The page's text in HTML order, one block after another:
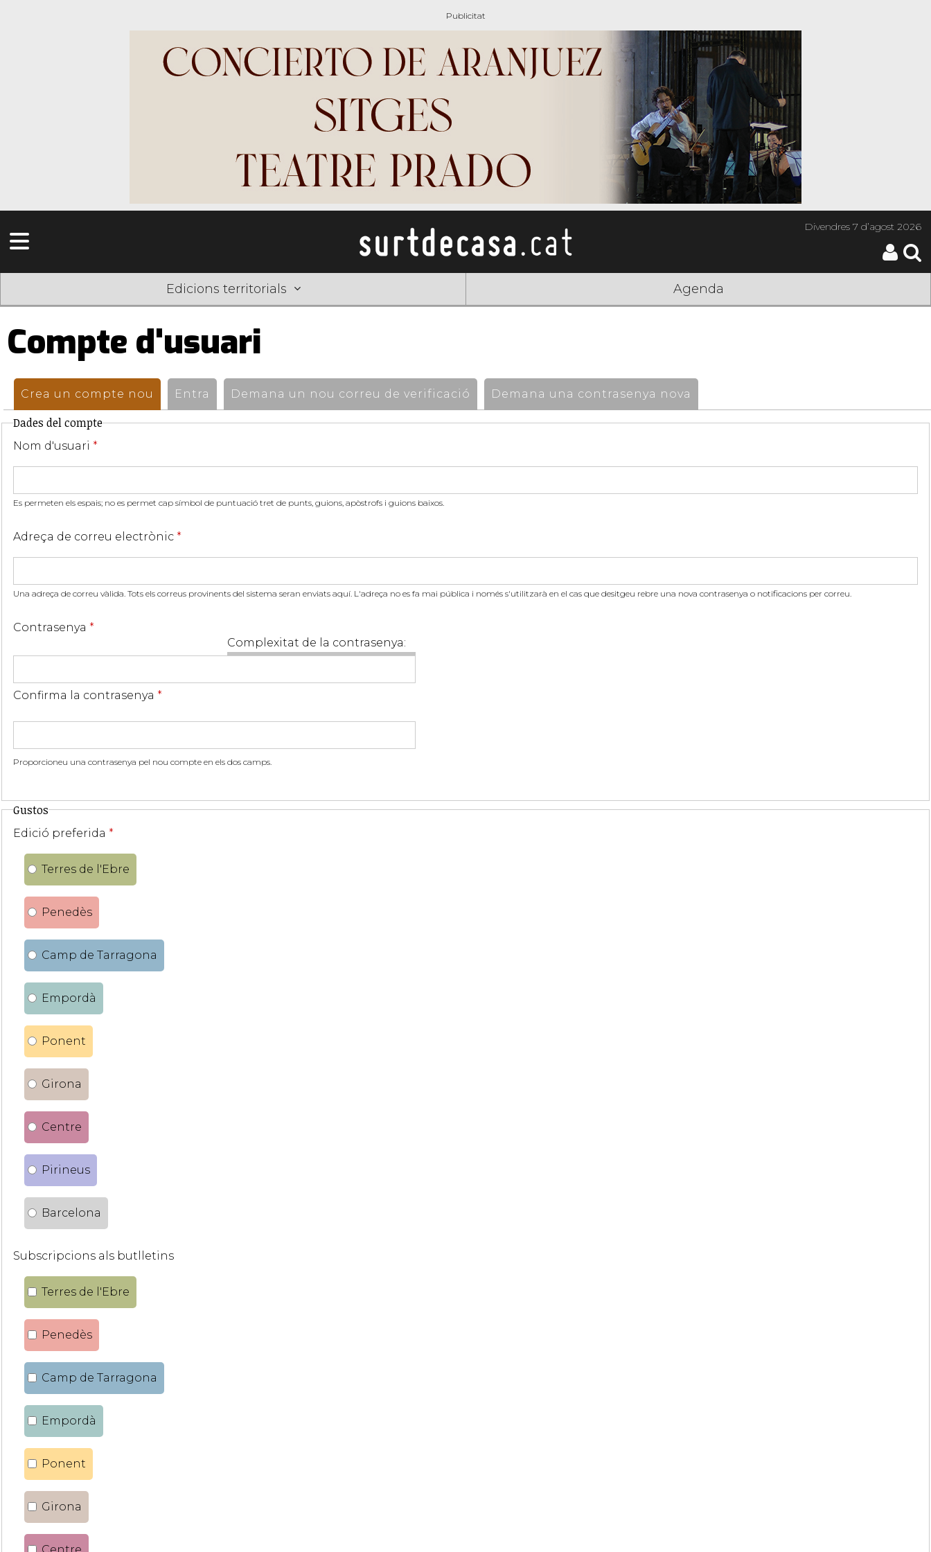
Divendres7 d’agost 2026
Edicions territorials Agenda
Compte d'usuari
Pestanyes
primàries
Crea un compte nou (pestanya activa)
Entra Demana un nou correu de verificació Demana una contrasenya nova
Dades del compte
Nom d'usuari *
Es permeten els espais; no es permet cap símbol de puntuació tret de punts, guions, apòstrofs i guions baixos.
Adreça de correu electrònic *
Una adreça de correu vàlida. Tots els correus provinents del sistema seran enviats aquí. L'adreça no es fa mai pública i només s'utilitzarà en el cas que desitgeu rebre una nova contrasenya o notificacions per correu.
Complexitat de la contrasenya:
Contrasenya *
Confirma la contrasenya *
Proporcioneu una contrasenya pel nou compte en els dos camps.
Gustos
Edició preferida *
Terres de l'Ebre
Penedès
Camp de Tarragona
Empordà
Ponent
Girona
Centre
Pirineus
Barcelona
Subscripcions als butlletins
Terres de l'Ebre
Penedès
Camp de Tarragona
Empordà
Ponent
Girona